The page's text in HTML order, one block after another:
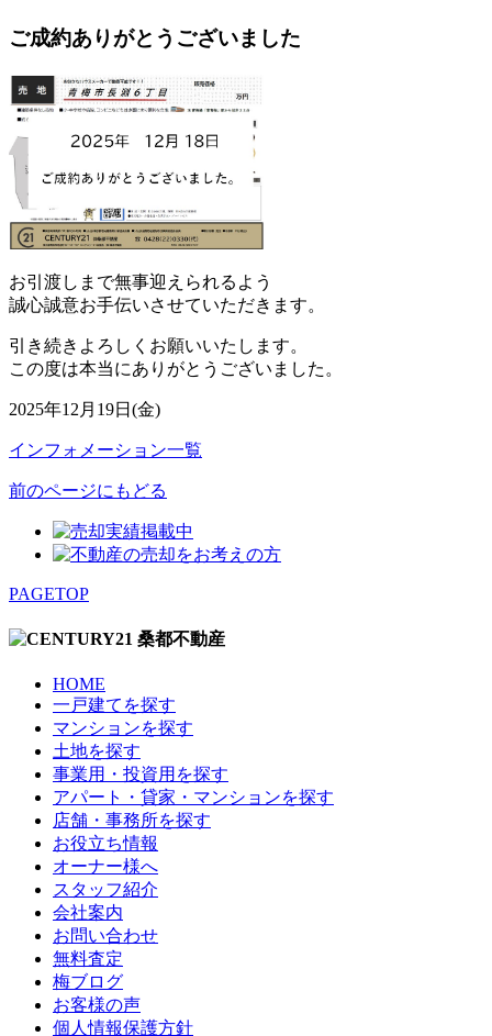
ご成約ありがとうございました
お引渡しまで無事迎えられるよう
誠心誠意お手伝いさせていただきます。
引き続きよろしくお願いいたします。
この度は本当にありがとうございました。
2025年12月19日(金)
インフォメーション一覧
前のページにもどる
PAGETOP
HOME
一戸建てを探す
マンションを探す
土地を探す
事業用・投資用を探す
アパート・貸家・マンションを探す
店舗・事務所を探す
お役立ち情報
オーナー様へ
スタッフ紹介
会社案内
お問い合わせ
無料査定
梅ブログ
お客様の声
個人情報保護方針